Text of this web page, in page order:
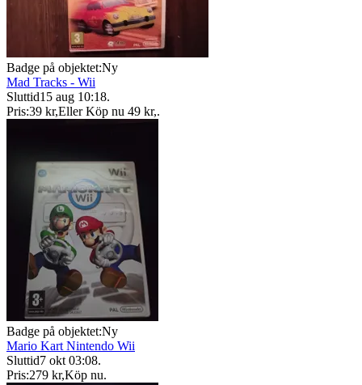
Badge på objektet:Ny
Mad Tracks - Wii
Sluttid15 aug 10:18.
Pris:39 kr,Eller Köp nu 49 kr,.
Badge på objektet:Ny
Mario Kart Nintendo Wii
Sluttid7 okt 03:08.
Pris:279 kr,Köp nu.